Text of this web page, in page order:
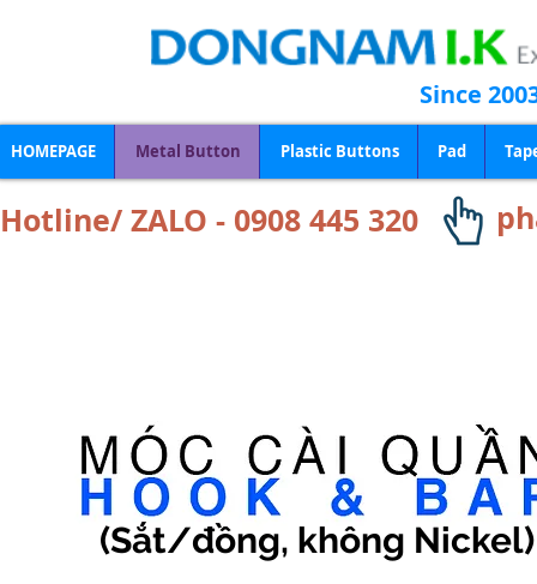
Since
HOMEPAGE Metal Button Plastic Buttons Pad
Hotline/ ZALO - 0908 445 320
(Sắt/đồng, không Nickel)